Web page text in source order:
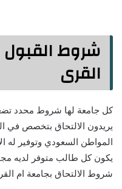
شروط
القرى
كل جامعة لها شروط محدد
يريدون الالتحاق بتخصص في
المواطن السعودي وتوفير له
يكون كل طالب متوفر لديه
شروط الالتحاق بجامعة ام